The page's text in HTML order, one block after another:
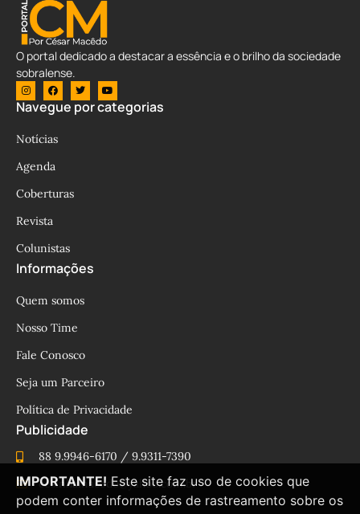
O portal dedicado a destacar a essência e o brilho da sociedade
sobralense.
Navegue por categorias
Notícias
Agenda
Coberturas
Revista
Colunistas
Informações
Quem somos
Nosso Time
Fale Conosco
Seja um Parceiro
Política de Privacidade
Publicidade
88 9.9946-6170 / 9.9311-7390
cesinhamacedo@yahoo.com.br
IMPORTANTE! Este site faz uso de cookies que
podem conter informações de rastreamento sobre os